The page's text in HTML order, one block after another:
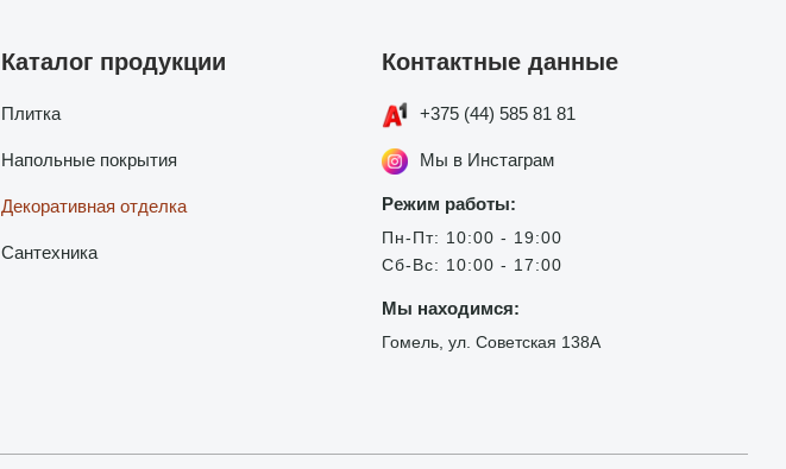
Каталог продукции
Плитка
Напольные покрытия
Декоративная отделка
Сантехника
Контактные данные
+375 (44) 585 81 81
Мы в Инстаграм
Режим работы:
Пн-Пт: 10:00 - 19:00
Сб-Вс: 10:00 - 17:00
Мы находимся:
Гомель, ул. Советская 138А